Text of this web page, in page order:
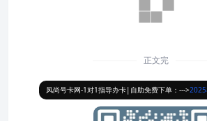
正文完
风尚号卡网-1对1指导办卡|自助免费下单：--->